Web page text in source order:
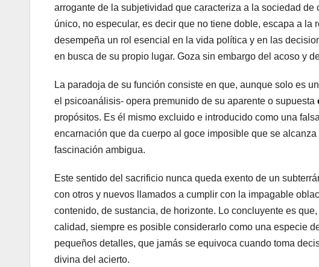
arrogante de la subjetividad que caracteriza a la sociedad
único, no especular, es decir que no tiene doble, escapa a
desempeña un rol esencial en la vida política y en las
en busca de su propio lugar. Goza sin embargo del acoso y
La paradoja de su función consiste en que, aunque solo es
el psicoanálisis- opera premunido de su aparente o supuesta
propósitos. Es él mismo excluido e introducido como una
encarnación que da cuerpo al goce imposible que se
fascinación ambigua.
Este sentido del sacrificio nunca queda exento de un
con otros y nuevos llamados a cumplir con la impagable
contenido, de sustancia, de horizonte. Lo concluyente es
calidad, siempre es posible considerarlo como una especie
pequeños detalles, que jamás se equivoca cuando toma
divina del acierto.